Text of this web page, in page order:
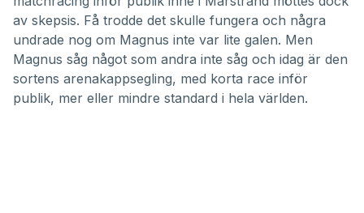
av skepsis. Få trodde det skulle fungera och några
undrade nog om Magnus inte var lite galen. Men
Magnus såg något som andra inte såg och idag är den
sortens arenakappsegling, med korta race inför
publik, mer eller mindre standard i hela världen.